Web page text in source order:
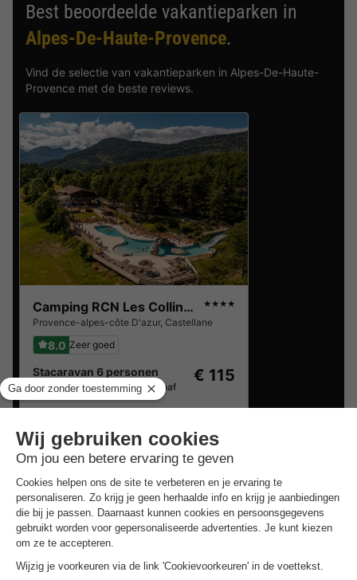
Best beoordeelde vakantieparken in
Alpes-De-Haute-Provence.
Vind de selectie van vakantieparken in Alpes-De-Haute-
Provence met de beste reviews.
Camping RCN Les Collines de Castellane ★★★★
Provence-alpes-côte D'azur, Castellane
8.0 Zeer goed
Stacaravan 6 personen
Van 16 tot 17 sep, 1 nacht, Vanaf
€ 115
Goedkope vakantieparken inAlpes-
De-Haute-Provence
Beste aanbiedingvoor 3 overnachtingen